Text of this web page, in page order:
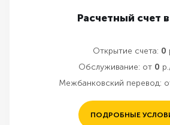
Расчетный счет
Открытие счета: 0
Обслуживание: от 0
Межбанковский перевод:
ПОДРОБНЫЕ